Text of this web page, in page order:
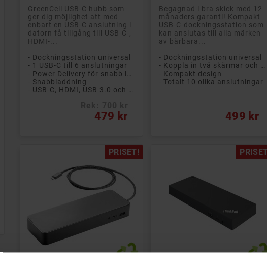
GreenCell USB-C hubb som
ger dig möjlighet att med
enbart en USB-C anslutning i
datorn få tillgång till USB-C-,
HDMI-...
- Dockningsstation universal
- 1 USB-C till 6 anslutningar
- Snabbladdning
479 kr
Begagnad i bra skick med 12
månaders garanti! Kompakt
USB-C-dockningsstation som
kan anslutas till alla märken
av bärbara...
- Dockningsstation universal
- Kompakt design
- Totalt 10 olika anslutningar
499 kr
PRISET!